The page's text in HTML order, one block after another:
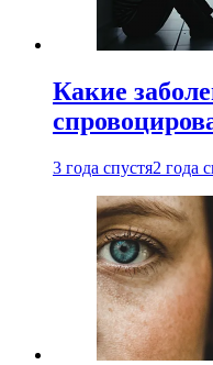
Какие
3 года спустя2 года